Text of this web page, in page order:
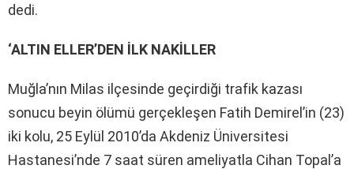
dedi.
‘ALTIN ELLER’DEN İLK NAKİLLER
Muğla’nın Milas ilçesinde geçirdiği trafik kazası
sonucu beyin ölümü gerçekleşen Fatih Demirel’in (23)
iki kolu, 25 Eylül 2010’da Akdeniz Üniversitesi
Hastanesi’nde 7 saat süren ameliyatla Cihan Topal’a